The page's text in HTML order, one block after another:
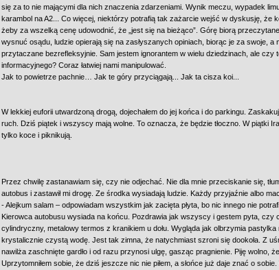
się za to nie mającymi dla nich znaczenia zdarzeniami. Wynik meczu, wypadek
karambol na A2... Co więcej, niektórzy potrafią tak zażarcie wejść w dyskusję, że
żeby za wszelką cenę udowodnić, że „jest się na bieżąco”. Górę biorą
wysnuć osądu, ludzie opierają się na zasłyszanych opiniach, biorąc je za swoje,
przytaczane bezrefleksyjnie. Sam jestem ignorantem w wielu dziedzinach, ale czy
informacyjnego? Coraz łatwiej nami manipulować.
Jak to powietrze pachnie… Jak te góry przyciągają... Jak ta cisza koi...
W lekkiej euforii utwardzoną drogą, dojechałem do jej końca i do parkingu.
ruch. Dziś piątek i wszyscy mają wolne. To oznacza, że będzie tłoczno. W piątki
tylko koce i piknikują.
Przez chwilę zastanawiam się, czy nie odjechać. Nie dla mnie przeciskanie się,
autobus i zastawił mi drogę. Ze środka wysiadają ludzie. Każdy przyjaźnie albo
- Alejkum salam – odpowiadam wszystkim jak zacięta płyta, bo nic innego nie
Kierowca autobusu wysiada na końcu. Pozdrawia jak wszyscy i gestem pyta, czy
cylindryczny, metalowy termos z kranikiem u dołu. Wygląda jak olbrzymia
krystalicznie czystą wodę. Jest tak zimna, że natychmiast szroni się dookoła. Z
nawilża zaschnięte gardło i od razu przynosi ulgę, gasząc pragnienie. Piję wolno,
Uprzytomniłem sobie, że dziś jeszcze nic nie piłem, a słońce już daje znać o